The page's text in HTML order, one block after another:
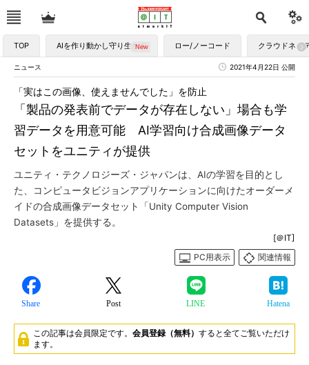
TOP AIを作り動かし守り生かす ロー/ノーコード クラウドネイ
ニュース 2021年4月22日 公開
「製品の発表前でデータが存在しない」場合も学
習データを用意可能 AI学習向け合成画像データ
セットをユニティが提供
「実はこの画像、使えませんでした」を防止
ユニティ・テクノロジーズ・ジャパンは、AIの学習を目的とし
た、コンピュータビジョンアプリケーションに向けたオーダーメ
イドの合成画像データセット「Unity Computer Vision
Datasets」を提供する。
[＠IT]
PC用表示
関連情報
Share Post LINE Hatena
この記事は会員限定です。 会員登録（無料） すると全てご覧いただけ
ます。